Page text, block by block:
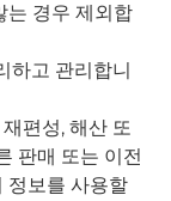
는 경우 제외합
하고 관리합니
편성, 해산 또
판매 또는 이전
정보를 사용할